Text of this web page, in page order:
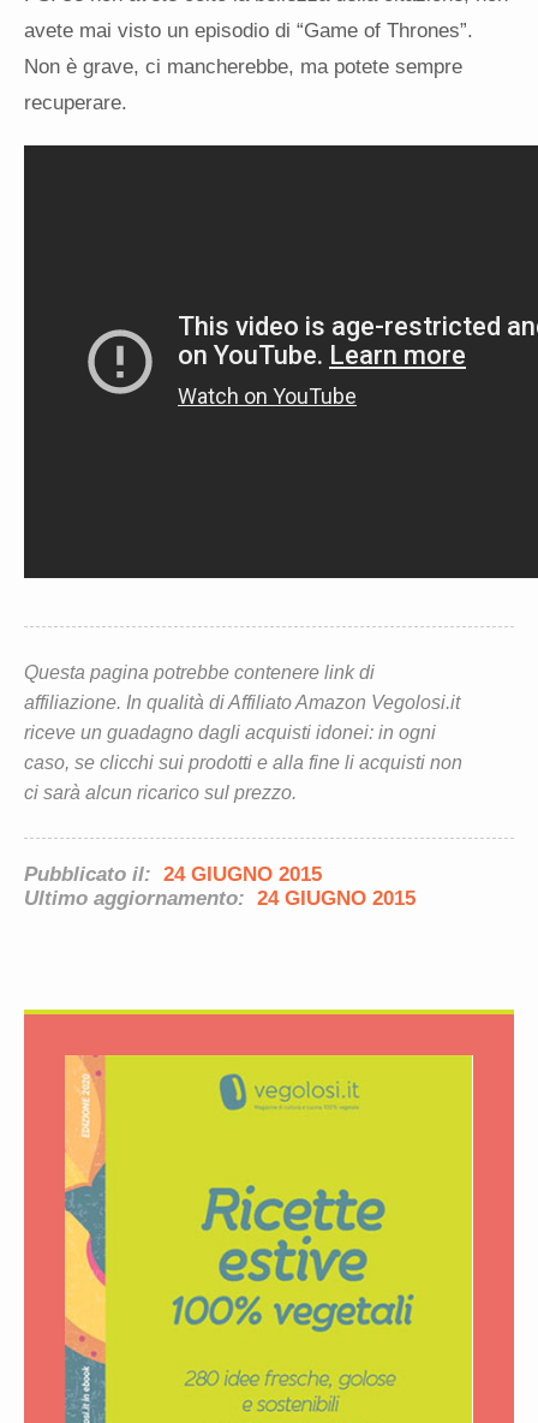
avete mai visto un episodio di “Game of Thrones”.
Non è grave, ci mancherebbe, ma potete sempre
recuperare.
Questa pagina potrebbe contenere link di
affiliazione. In qualità di Affiliato Amazon Vegolosi.it
riceve un guadagno dagli acquisti idonei: in ogni
caso, se clicchi sui prodotti e alla fine li acquisti non
ci sarà alcun ricarico sul prezzo.
Pubblicato il: 24 GIUGNO 2015
Ultimo aggiornamento: 24 GIUGNO 2015